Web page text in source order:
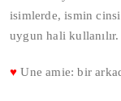
isimlerde, ismin
uygun hali kullanılır.
♥ Une amie: bir